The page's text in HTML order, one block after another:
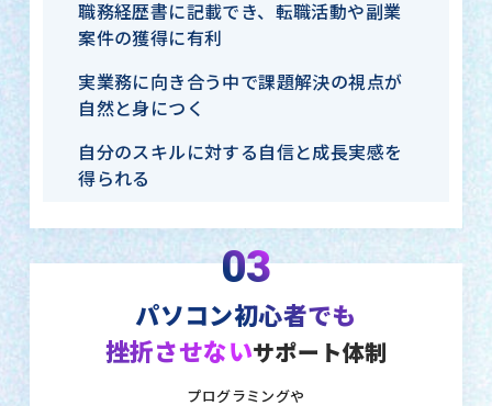
職務経歴書に記載でき、転職活動や副業
案件の獲得に有利
実業務に向き合う中で課題解決の視点が
自然と身につく
自分のスキルに対する自信と成長実感を
得られる
03
パソコン初心者でも
挫折させないサポート体制
プログラミングや